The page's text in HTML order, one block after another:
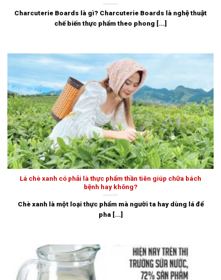
Charcuterie Boards là gì? Charcuterie Boards là nghệ thuật
chế biến thực phẩm theo phong [...]
Lá chè xanh có phải là thực phẩm thần tiên giúp chữa bách
bệnh hay không?
Chè xanh là một loại thực phẩm mà người ta hay dùng lá để
pha [...]